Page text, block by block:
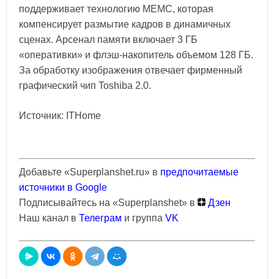
поддерживает технологию MEMC, которая
компенсирует размытие кадров в динамичных
сценах. Арсенал памяти включает 3 ГБ
«оперативки» и флэш-накопитель объемом 128 ГБ.
За обработку изображения отвечает фирменный
графический чип Toshiba 2.0.
Источник: ITHome
Добавьте «Superplanshet.ru» в предпочитаемые
источники в Google
Подписывайтесь на «Superplanshet» в
Дзен
Наш канал в Телеграм и группа VK